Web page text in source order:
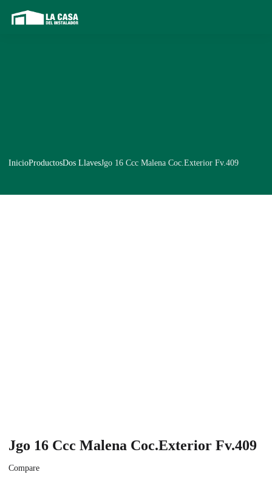
InicioProductosDos LlavesJgo 16 Ccc Malena Coc.Exterior Fv.409
Jgo 16 Ccc Malena Coc.Exterior Fv.409
Compare